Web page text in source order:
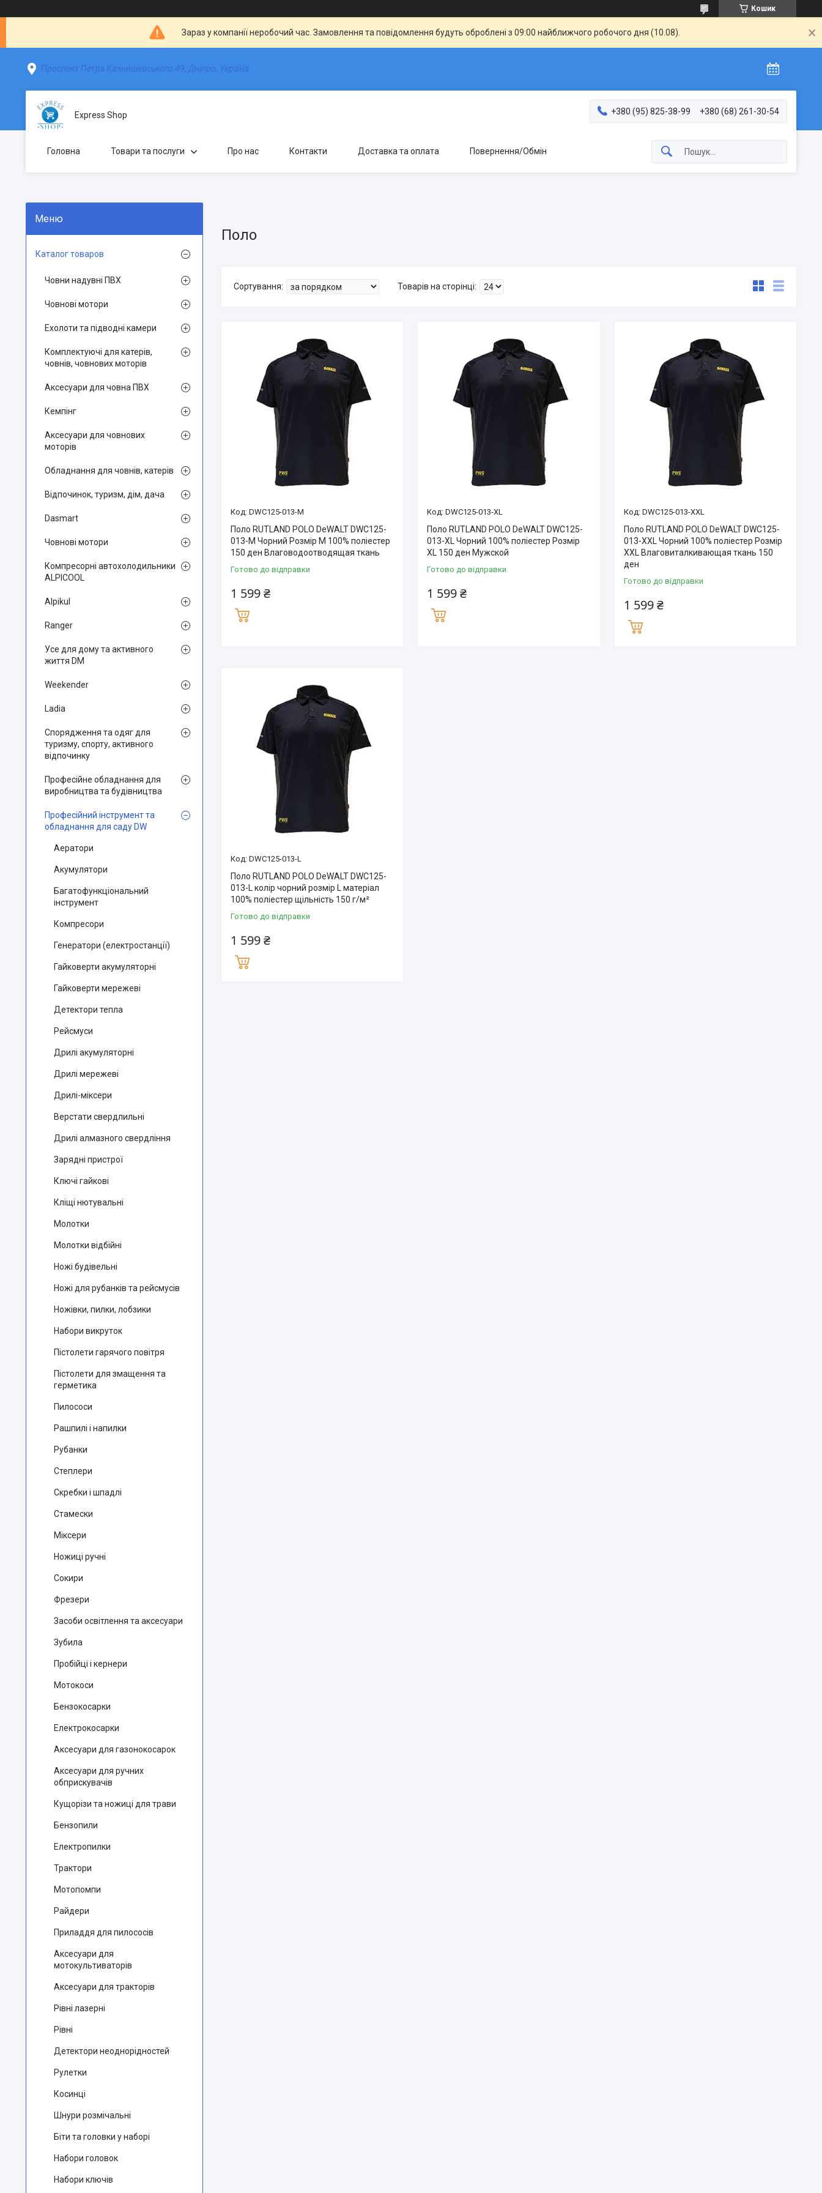
Кошик
Зараз у компанії неробочий час. Замовлення та повідомлення будуть оброблені з 09:00 найближчого робочого дня (10.08).
Проспект Петра Калнишевського 49, Дніпро, Україна
Express Shop +380 (95) 825-38-99 +380 (68) 261-30-54
Головна Товари та послуги Про нас Контакти Доставка та оплата Повернення/Обмін
Поло
DWC125-013-M
Поло RUTLAND POLO DeWALT DWC125-
013-M Чорний Розмір М 100% поліестер
150 ден Влаговодоотводящая ткань
Готово до відправки
1 599 ₴
DWC125-013-XL
Поло RUTLAND POLO DeWALT DWC125-
013-XL Чорний 100% поліестер Розмір
XL 150 ден Мужской
Готово до відправки
1 599 ₴
DWC125-013-XXL
Поло RUTLAND POLO DeWALT DWC125-
013-XXL Чорний 100% поліестер Розмір
XXL Влаговиталкивающая ткань 150
ден
Готово до відправки
1 599 ₴
DWC125-013-L
Поло RUTLAND POLO DeWALT DWC125-
013-L колір чорний розмір L матеріал
100% поліестер щільність 150 г/м²
Готово до відправки
1 599 ₴
Каталог товаров
Човни надувні ПВХ
Човнові мотори
Ехолоти та підводні камери
Комплектуючі для катерів,
човнів, човнових моторів
Аксесуари для човна ПВХ
Кемпінг
Аксесуари для човнових
моторів
Обладнання для човнів, катерів
Відпочинок, туризм, дім, дача
Dasmart
Човнові мотори
Компресорні автохолодильники
ALPICOOL
Alpikul
Ranger
Усе для дому та активного
життя DM
Weekender
Ladia
Спорядження та одяг для
туризму, спорту, активного
відпочинку
Професійне обладнання для
виробництва та будівництва
Професійний інструмент та
обладнання для саду DW
Аератори
Акумулятори
Багатофункціональний
інструмент
Компресори
Генератори (електростанції)
Гайковерти акумуляторні
Гайковерти мережеві
Детектори тепла
Рейсмуси
Дрилі акумуляторні
Дрилі мережеві
Дрилі-міксери
Верстати свердлильні
Дрилі алмазного свердління
Зарядні пристрої
Ключі гайкові
Кліщі нютувальні
Молотки
Молотки відбійні
Ножі будівельні
Ножі для рубанків та рейсмусів
Ножівки, пилки, лобзики
Набори викруток
Пістолети гарячого повітря
Пістолети для змащення та
герметика
Пилососи
Рашпилі і напилки
Рубанки
Степлери
Скребки і шпадлі
Стамески
Міксери
Ножиці ручні
Сокири
Фрезери
Засоби освітлення та аксесуари
Зубила
Пробійці і кернери
Мотокоси
Бензокосарки
Електрокосарки
Аксесуари для газонокосарок
Аксесуари для ручних
обприскувачів
Кущорізи та ножиці для трави
Бензопили
Електропилки
Трактори
Мотопомпи
Райдери
Приладдя для пилососів
Аксесуари для
мотокультиваторів
Аксесуари для тракторів
Рівні лазерні
Рівні
Детектори неоднорідностей
Рулетки
Косинці
Шнури розмічальні
Біти та головки у наборі
Набори головок
Набори ключів